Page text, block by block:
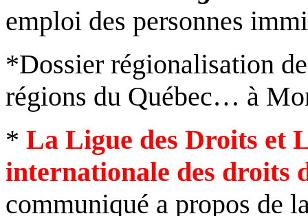
emploi des personnes
*Dossier régionalisation
régions du Québec… à
* La Ligue des Droits et
internationale des droits
communiqué a propos de